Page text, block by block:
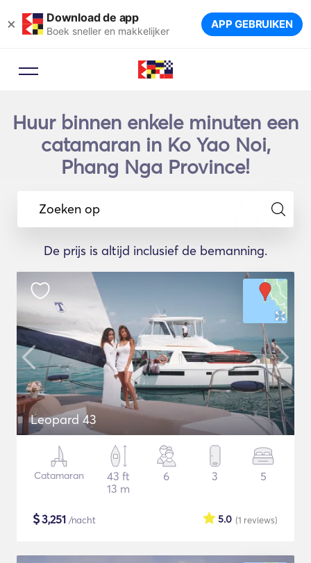
× Download de app
Boek sneller en makkelijker APP GEBRUIKEN
Huur binnen enkele minuten een
catamaran in Ko Yao Noi,
Phang Nga Province!
Zoeken op
De prijs is altijd inclusief de bemanning.
Leopard 43
Catamaran
43 ft
13 m
6 3 5
$3,251 /nacht (1 reviews)
5.0